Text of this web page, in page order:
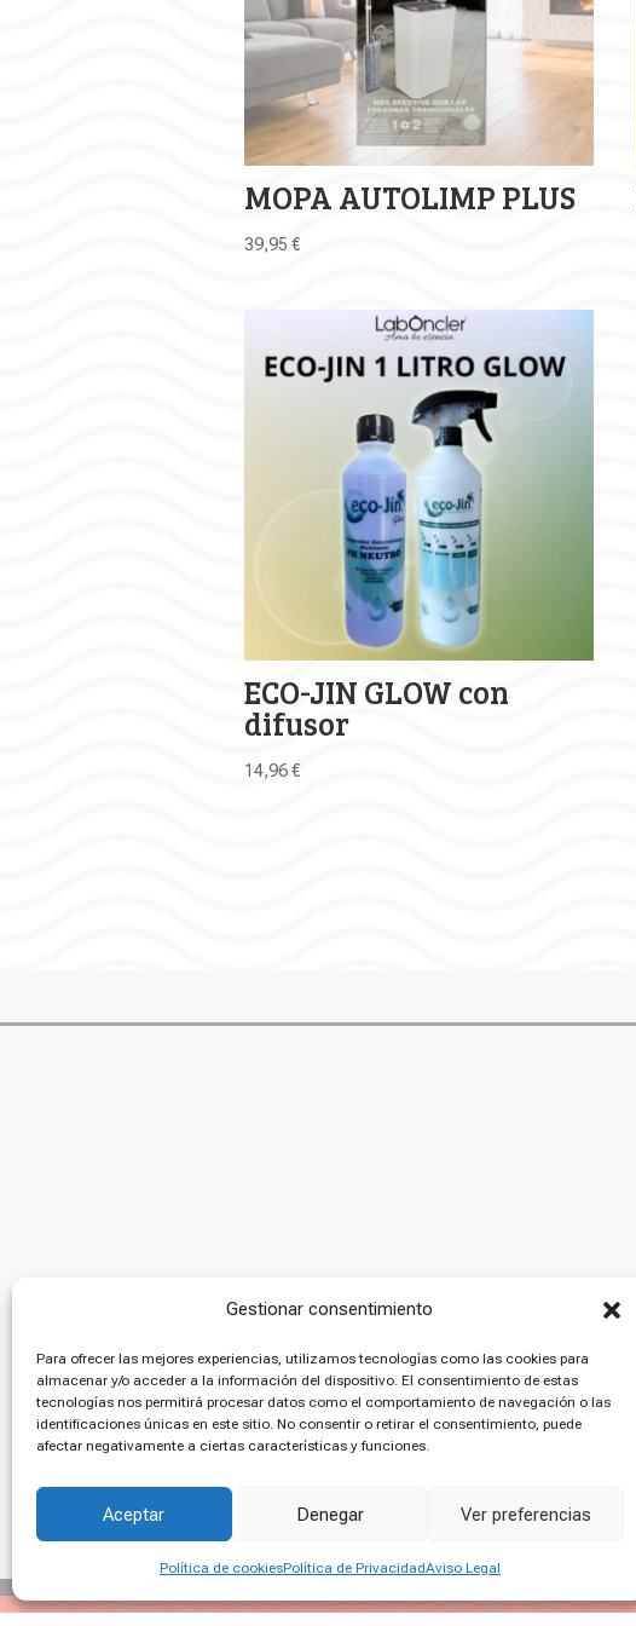
Gestionar consentimiento
Para ofrecer las mejores experiencias, utilizamos tecnologías como las cookies para
almacenar y/o acceder a la información del dispositivo. El consentimiento de estas
tecnologías nos permitirá procesar datos como el comportamiento de navegación o las
identificaciones únicas en este sitio. No consentir o retirar el consentimiento, puede
afectar negativamente a ciertas características y funciones.
Aceptar Denegar Ver preferencias
Política de cookiesPolítica de PrivacidadAviso Legal
MOPA AUTOLIMP PLUS
39,95 €
ECO-JIN GLOW con
difusor
14,96€